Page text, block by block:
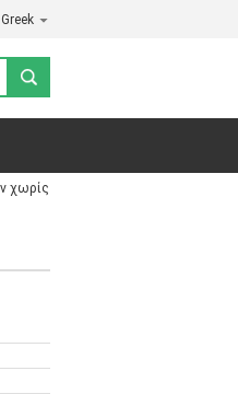
Greek
χωρίς